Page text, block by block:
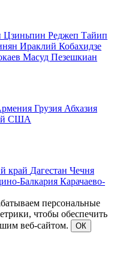
Цзиньпин Реджеп Тайип
Ираклий Кобахидзе
Масуд Пезешкиан
Грузия Абхазия
США
край Дагестан Чечня
Балкария Карачаево-
персональные
чтобы обеспечить
веб-сайтом.
ОК